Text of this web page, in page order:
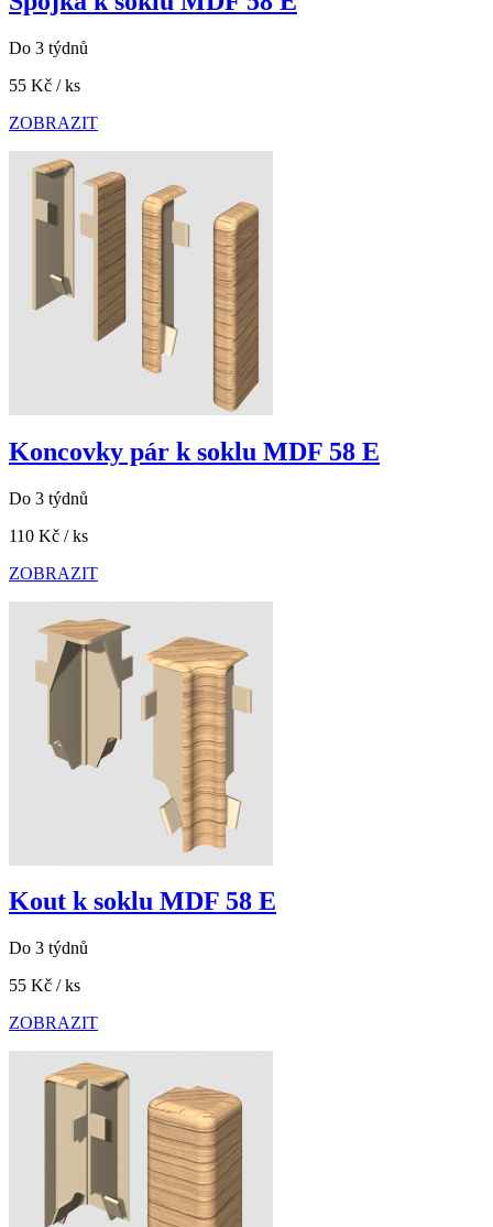
Do 3 týdnů
55 Kč / ks
ZOBRAZIT
Koncovky pár k soklu MDF 58 E
Do 3 týdnů
110 Kč / ks
ZOBRAZIT
Kout k soklu MDF 58 E
Do 3 týdnů
55 Kč / ks
ZOBRAZIT